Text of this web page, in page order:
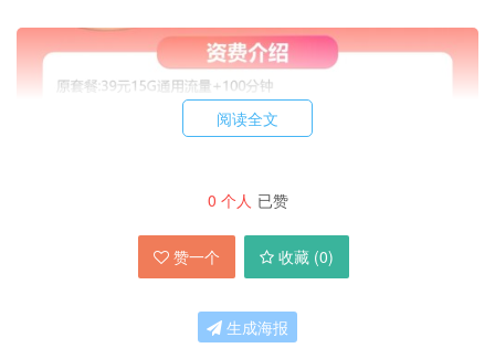
阅读全文
0 个人 已赞
赞一个 收藏 (0)
生成海报